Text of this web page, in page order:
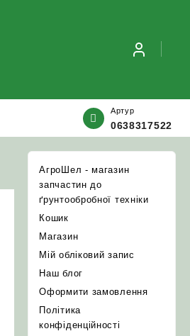
Артур
0638317522
АгроШел - магазин
запчастин до
ґрунтообробної техніки
Кошик
Магазин
Мій обліковий запис
Наш блог
Оформити замовлення
Політика
конфіденційності